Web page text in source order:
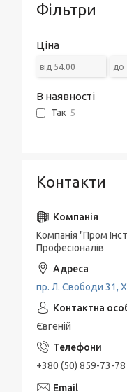
Фільтри
Ціна
В наявності
Так 5
Контакти
Компанія "Пром
Професіоналів
пр. Л. Свободи 31,
Євгеній
+380 (50) 859-73-78